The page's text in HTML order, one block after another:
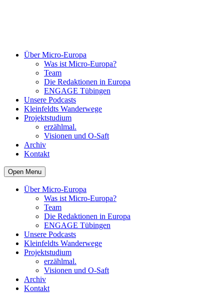
Über Micro-Europa
Was ist Micro-Europa?
Team
Die Redaktionen in Europa
ENGAGE Tübingen
Unsere Podcasts
Kleinfeldts Wanderwege
Projektstudium
erzählmal.
Visionen und O-Saft
Archiv
Kontakt
Open Menu
Über Micro-Europa
Was ist Micro-Europa?
Team
Die Redaktionen in Europa
ENGAGE Tübingen
Unsere Podcasts
Kleinfeldts Wanderwege
Projektstudium
erzählmal.
Visionen und O-Saft
Archiv
Kontakt